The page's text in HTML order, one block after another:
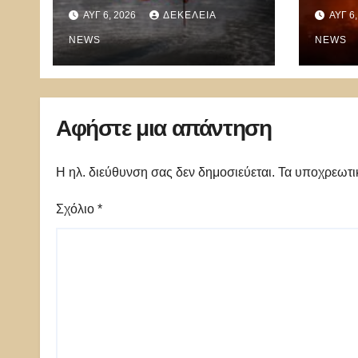
μπορούν να ρίχνουν 5
τόνους νερού με 8
μποφόρ
ΑΥΓ 6, 2026 ΔΕΚΈΛΕΙΑ
NEWS
ΑΥΓ
NEWS
Αφήστε μια απάντηση
Η ηλ. διεύθυνση σας δεν δημοσιεύεται. Τα
Σχόλιο *